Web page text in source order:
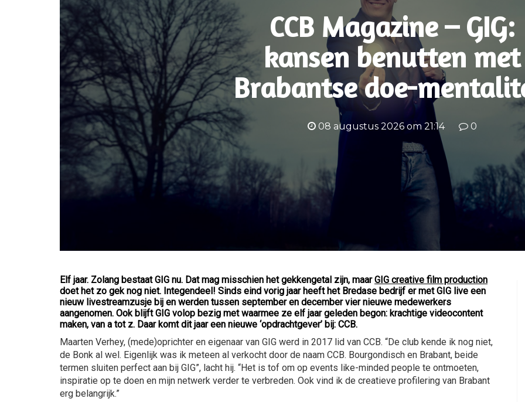
CCB Magazine – GIG:
kansen benutten met
Brabantse doe-
08 augustus 2026 om 21:14 0
Elf jaar. Zolang bestaat GIG nu. Dat mag misschien het gekkengetal zijn, maarGIG creative film production
doet het zo gek nog niet. Integendeel! Sinds eind vorig jaar heeft het Bredase bedrijf er met GIG live een
nieuw livestreamzusje bij en werden tussen september en december vier nieuwe medewerkers
aangenomen. Ook blijft GIG volop bezig met waarmee ze elf jaar geleden begon: krachtige videocontent
maken, van a tot z. Daar komt dit jaar een nieuwe ‘opdrachtgever’ bij: CCB.
Maarten Verhey, (mede)oprichter en eigenaar van GIG werd in 2017 lid van CCB. “De club kende ik nog niet,
de Bonk al wel. Eigenlijk was ik meteen al verkocht door de naam CCB. Bourgondisch en Brabant, beide
termen sluiten perfect aan bij GIG”, lacht hij. “Het is tof om op events like-minded people te ontmoeten,
inspiratie op te doen en mijn netwerk verder te verbreden. Ook vind ik de creatieve profilering van Brabant
erg belangrijk.”